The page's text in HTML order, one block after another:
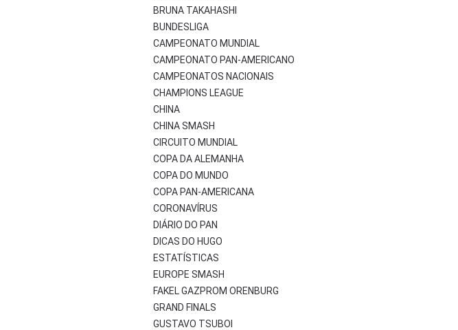
BRUNA TAKAHASHI
BUNDESLIGA
CAMPEONATO MUNDIAL
CAMPEONATO PAN-AMERICANO
CAMPEONATOS NACIONAIS
CHAMPIONS LEAGUE
CHINA
CHINA SMASH
CIRCUITO MUNDIAL
COPA DA ALEMANHA
COPA DO MUNDO
COPA PAN-AMERICANA
CORONAVÍRUS
DIÁRIO DO PAN
DICAS DO HUGO
ESTATÍSTICAS
EUROPE SMASH
FAKEL GAZPROM ORENBURG
GRAND FINALS
GUSTAVO TSUBOI